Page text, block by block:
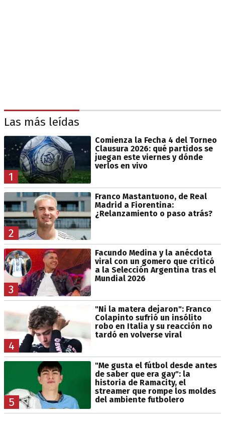
Las más leídas
1
Comienza la Fecha 4 del Torneo
Clausura 2026: qué partidos se
juegan este viernes y dónde
verlos en vivo
2
Franco Mastantuono, de Real
Madrid a Fiorentina:
¿Relanzamiento o paso atrás?
3
Facundo Medina y la anécdota
viral con un gomero que criticó
a la Selección Argentina tras el
Mundial 2026
4
"Ni la matera dejaron": Franco
Colapinto sufrió un insólito
robo en Italia y su reacción no
tardó en volverse viral
5
"Me gusta el fútbol desde antes
de saber que era gay": la
historia de Ramacity, el
streamer que rompe los moldes
del ambiente futbolero